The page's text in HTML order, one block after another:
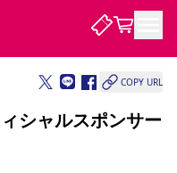
COPY URL
シャルスポンサー